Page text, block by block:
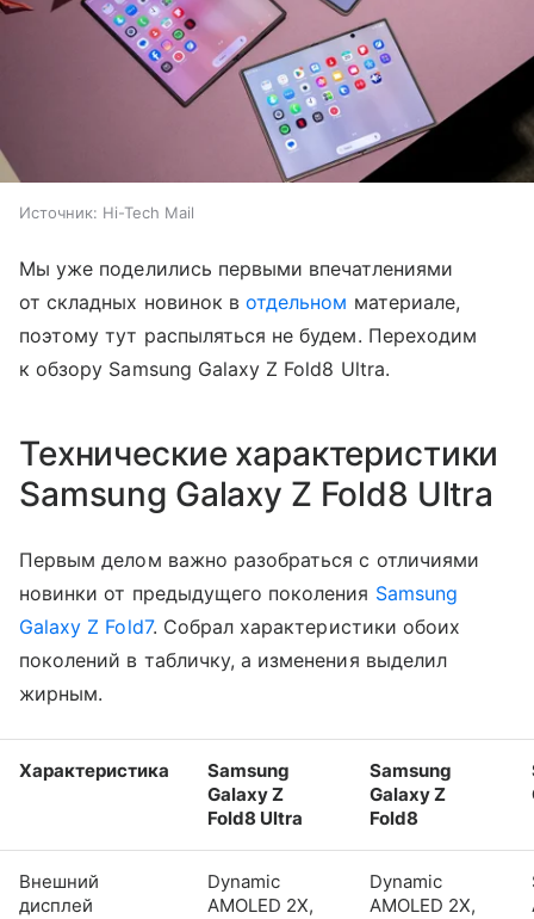
Источник: Hi-Tech Mail
Мы уже поделились первыми впечатлениями
от складных новинок вотдельном материале,
поэтому тут распыляться не будем. Переходим
к обзору Samsung Galaxy Z Fold8 Ultra.
Технические характеристики
Samsung Galaxy Z Fold8 Ultra
Первым делом важно разобраться с отличиями
новинки от предыдущего поколения Samsung
Galaxy Z Fold7. Собрал характеристики обоих
поколений в табличку, а изменения выделил
жирным.
Характеристика
Samsung
Galaxy Z
Fold8 Ultra
Samsung
Galaxy Z
Fold8
Внешний
дисплей
Dynamic
AMOLED 2X,
Dynamic
AMOLED 2X,